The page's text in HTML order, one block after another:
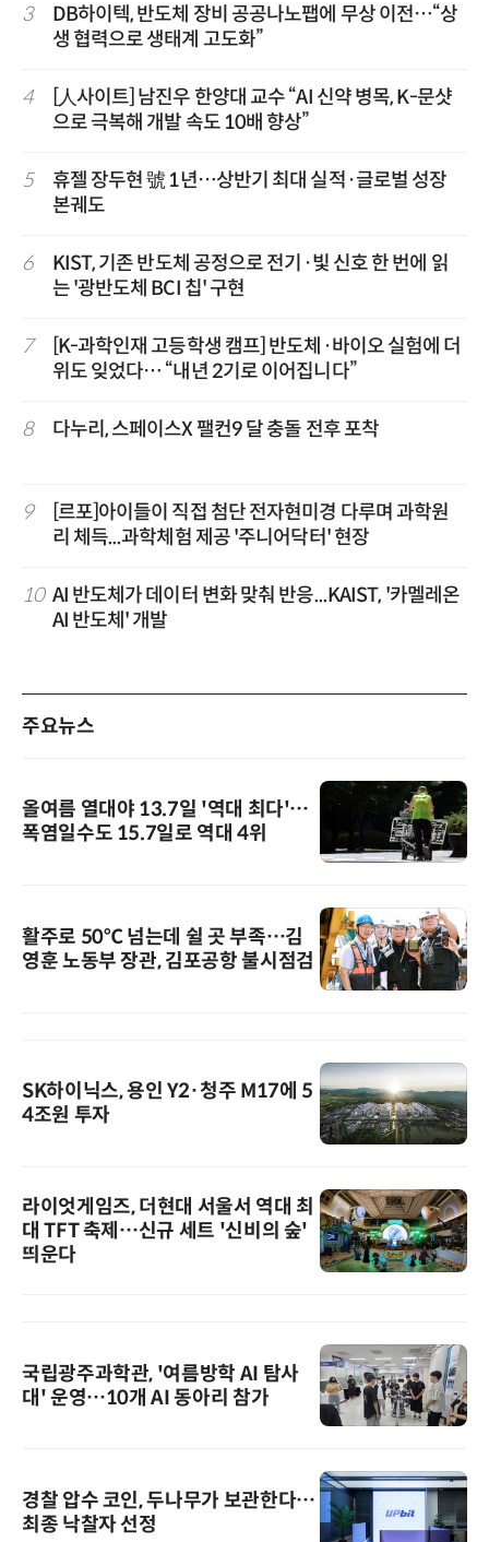
3
DB하이텍, 반도체 장비 공공나노팹에 무상 이전…“상
생 협력으로 생태계 고도화”
4
[人사이트] 남진우 한양대 교수 “AI 신약 병목, K-문샷
으로 극복해 개발 속도 10배 향상”
5
휴젤 장두현 號 1년…상반기 최대 실적·글로벌 성장
본궤도
6
KIST, 기존 반도체 공정으로 전기·빛 신호 한 번에 읽
는 '광반도체 BCI 칩' 구현
7
[K-과학인재 고등학생 캠프] 반도체·바이오 실험에 더
위도 잊었다… “내년 2기로 이어집니다”
8 다누리, 스페이스X 팰컨9 달 충돌 전후 포착
9
[르포]아이들이 직접 첨단 전자현미경 다루며 과학원
리 체득...과학체험 제공 '주니어닥터' 현장
10 AI 반도체가 데이터 변화 맞춰 반응...KAIST, '카멜레온
AI 반도체' 개발
주요뉴스
올여름 열대야 13.7일 '역대 최다'…
폭염일수도 15.7일로 역대 4위
활주로 50℃ 넘는데 쉴 곳 부족…김
영훈 노동부 장관, 김포공항 불시점검
SK하이닉스, 용인 Y2·청주 M17에 5
4조원 투자
라이엇게임즈, 더현대 서울서 역대 최
대 TFT 축제…신규 세트 '신비의 숲'
띄운다
국립광주과학관, '여름방학 AI 탐사
대' 운영…10개 AI 동아리 참가
경찰 압수 코인, 두나무가 보관한다…
최종 낙찰자 선정